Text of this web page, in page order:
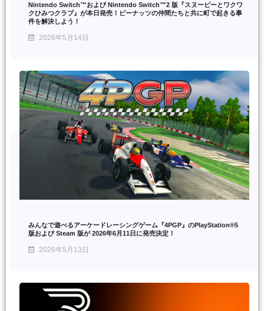
Nintendo Switch™および Nintendo Switch™2 版『スヌーピーとワクワ
クひみつクラブ』が本日発売！ピーナッツの仲間たちと共に町で起きる事
件を解決しよう！
2026年5月14日
みんなで遊べるアーケードレーシングゲーム『4PGP』のPlayStation®5
版および Steam 版が 2026年6月11日に発売決定！
2026年5月13日